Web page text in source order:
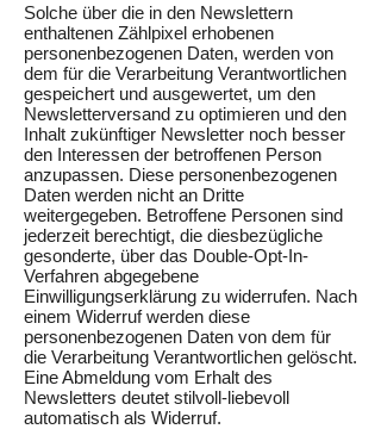
Solche über die in den Newslettern
enthaltenen Zählpixel erhobenen
personenbezogenen Daten, werden von
dem für die Verarbeitung Verantwortlichen
gespeichert und ausgewertet, um den
Newsletterversand zu optimieren und den
Inhalt zukünftiger Newsletter noch besser
den Interessen der betroffenen Person
anzupassen. Diese personenbezogenen
Daten werden nicht an Dritte
weitergegeben. Betroffene Personen sind
jederzeit berechtigt, die diesbezügliche
gesonderte, über das Double-Opt-In-
Verfahren abgegebene
Einwilligungserklärung zu widerrufen. Nach
einem Widerruf werden diese
personenbezogenen Daten von dem für
die Verarbeitung Verantwortlichen gelöscht.
Eine Abmeldung vom Erhalt des
Newsletters deutet stilvoll-liebevoll
automatisch als Widerruf.